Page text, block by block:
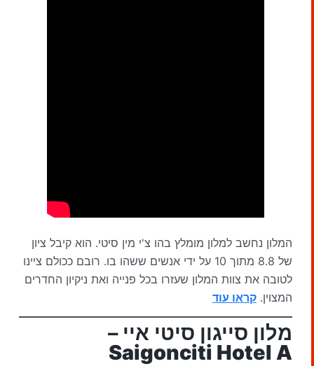
המלון נחשב למלון מומלץ בהו צ'י מין סיטי. הוא קיבל ציון
של 8.8 מתוך 10 על ידי אנשים ששהו בו. רובם ככולם ציינו
לטובה את צוות המלון שעזרו בכל פנייה ואת ניקיון החדרים
המצוין. קראו עוד
מלון סייגון סיטי איי –
Saigonciti Hotel A